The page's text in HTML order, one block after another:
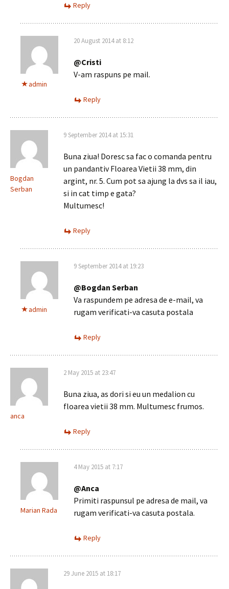
Reply
admin
20 August 2014 at 8:12
@Cristi
V-am raspuns pe mail.
Reply
Bogdan
Serban
9 September 2014 at 15:31
Buna ziua! Doresc sa fac o comanda pentru
un pandantiv Floarea Vietii 38 mm, din
argint, nr. 5. Cum pot sa ajung la dvs sa il iau,
si in cat timp e gata?
Multumesc!
Reply
admin
9 September 2014 at 19:23
@Bogdan Serban
Va raspundem pe adresa de e-mail, va
rugam verificati-va casuta postala
Reply
anca
2 May 2015 at 23:47
Buna ziua, as dori si eu un medalion cu
floarea vietii 38 mm. Multumesc frumos.
Reply
Marian Rada
4 May 2015 at 7:17
@Anca
Primiti raspunsul pe adresa de mail, va
rugam verificati-va casuta postala.
Reply
29 June 2015 at 18:17